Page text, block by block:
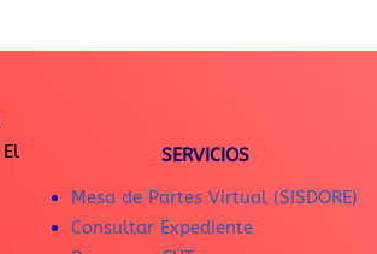
SERVICIOS
Mesa de Partes Virtual (SISDORE)
Consultar Expediente